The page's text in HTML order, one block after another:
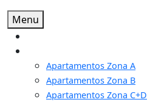
Menu
Apartamentos Zona A
Apartamentos Zona B
Apartamentos Zona C+D